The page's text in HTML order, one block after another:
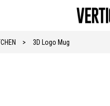
3D Logo Mug